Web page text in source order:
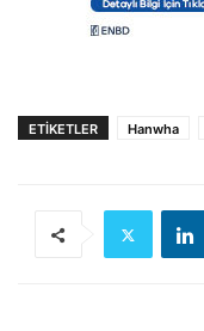
ETIKETLER Hanwha